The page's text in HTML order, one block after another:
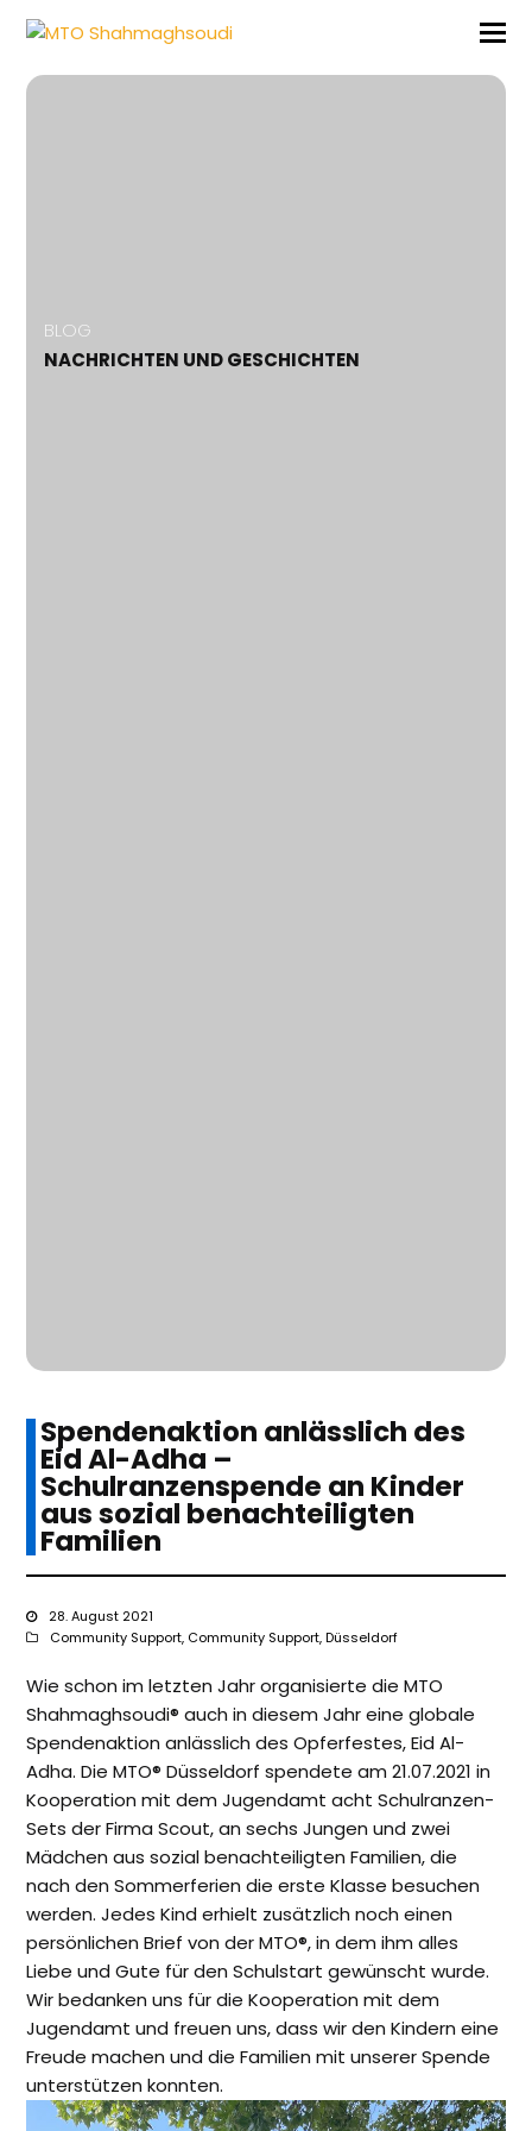
BLOG
NACHRICHTEN UND GESCHICHTEN
Spendenaktion anlässlich des
Eid Al-Adha –
Schulranzenspende an Kinder
aus sozial benachteiligten
Familien
28. August 2021
Community Support, Community Support,Düsseldorf
Wie schon im letzten Jahr organisierte die MTO
Shahmaghsoudi® auch in diesem Jahr eine globale
Spendenaktion anlässlich des Opferfestes, Eid Al-
Adha. Die MTO® Düsseldorf spendete am 21.07.2021 in
Kooperation mit dem Jugendamt acht Schulranzen-
Sets der Firma Scout, an sechs Jungen und zwei
Mädchen aus sozial benachteiligten Familien, die
nach den Sommerferien die erste Klasse besuchen
werden. Jedes Kind erhielt zusätzlich noch einen
persönlichen Brief von der MTO®, in dem ihm alles
Liebe und Gute für den Schulstart gewünscht wurde.
Wir bedanken uns für die Kooperation mit dem
Jugendamt und freuen uns, dass wir den Kindern eine
Freude machen und die Familien mit unserer Spende
unterstützen konnten.